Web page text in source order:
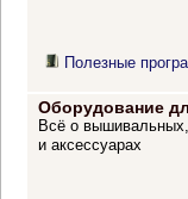
Полезные
Оборудование
Всё о
и аксессуарах